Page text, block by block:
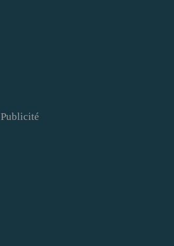
Publicité